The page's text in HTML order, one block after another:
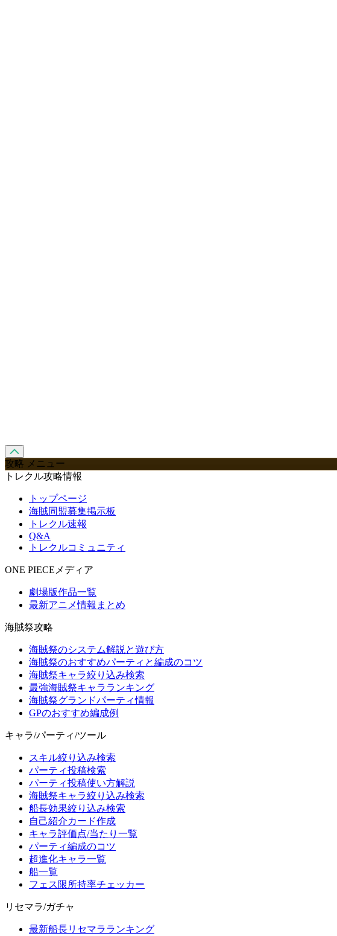
攻略 メニュー
トレクル攻略情報
トップページ
海賊同盟募集掲示板
トレクル速報
Q&A
トレクルコミュニティ
ONE PIECEメディア
劇場版作品一覧
最新アニメ情報まとめ
海賊祭攻略
海賊祭のシステム解説と遊び方
海賊祭のおすすめパーティと編成のコツ
海賊祭キャラ絞り込み検索
最強海賊祭キャラランキング
海賊祭グランドパーティ情報
GPのおすすめ編成例
キャラ/パーティ/ツール
スキル絞り込み検索
パーティ投稿検索
パーティ投稿使い方解説
海賊祭キャラ絞り込み検索
船長効果絞り込み検索
自己紹介カード作成
キャラ評価点/当たり一覧
パーティ編成のコツ
超進化キャラ一覧
船一覧
フェス限所持率チェッカー
リセマラ/ガチャ
最新船長リセマラランキング